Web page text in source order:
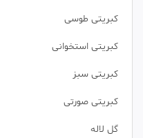
کبریتی طوسی
کبریتی استخوانی
کبریتی سبز
کبریتی صورتی
گل لاله